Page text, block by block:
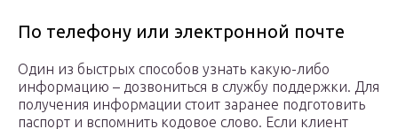
По телефону или электронной почте
Один из быстрых способов узнать какую-либо
информацию – дозвониться в службу поддержки. Для
получения информации стоит заранее подготовить
паспорт и вспомнить кодовое слово. Если клиент